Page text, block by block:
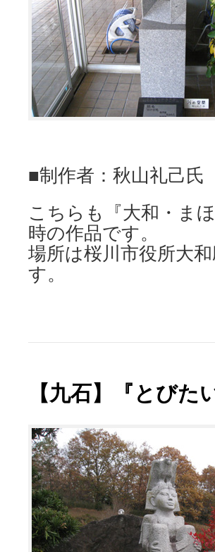
■制作者：秋山礼己氏
こちらも『大和・ま
時の作品です。
場所は桜川市役所大
す。
【九石】『とび